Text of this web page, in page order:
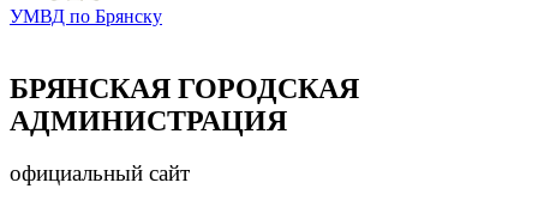
УМВД по Брянску
БРЯНСКАЯ ГОРОДСКАЯ
АДМИНИСТРАЦИЯ
официальный сайт